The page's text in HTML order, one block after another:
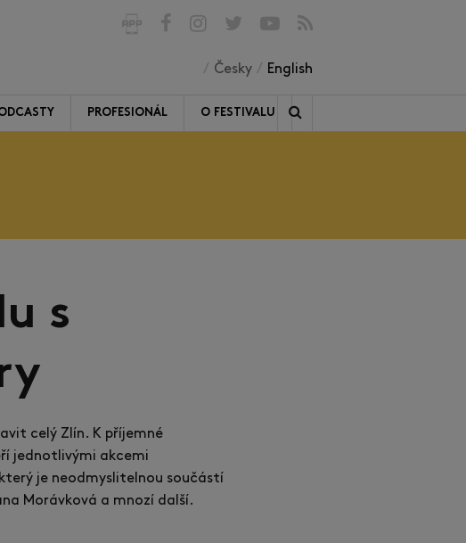
Česky English
PROFESIONÁL O FESTIVALU
s
celý Zlín. K příjemné
jednotlivými akcemi
je neodmyslitelnou součástí
Morávková a mnozí další.